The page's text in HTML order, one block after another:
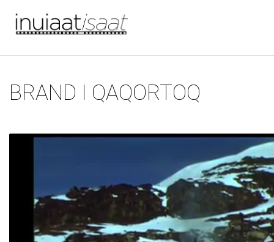
Du er her
BRAND I QAQORTOQ